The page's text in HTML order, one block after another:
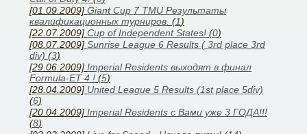
[01.09.2009] Giant Cup 7 TMU Результаты
квалификационных турниров. (1)
[22.07.2009] Cup of Independent States! (0)
[08.07.2009] Sunrise League 6 Results ( 3rd place 3rd
div) (3)
[29.06.2009] Imperial Residents выходят в финал
Formula-ET 4 ! (5)
[28.04.2009] United League 5 Results (1st place 5div)
(6)
[20.04.2009] Imperial Residents с Вами уже 3 ГОДА!!!
(8)